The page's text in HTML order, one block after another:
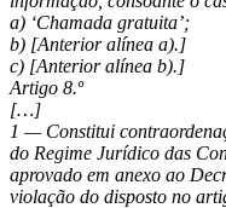
a) ‘Chamada gratuita’;
b) [Anterior alínea a).]
c) [Anterior alínea b).]
Artigo 8.º
[…]
1 — Constitui
do Regime Jurídico das
aprovado em anexo ao
violação do disposto no